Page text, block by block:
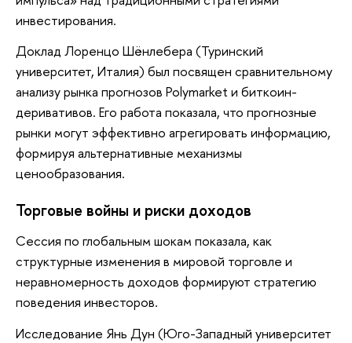
инвестирования.
Доклад Лоренцо Шёнлебера (Туринский
университет, Италия) был посвящен сравнительному
анализу рынка прогнозов Polymarket и биткоин-
деривативов. Его работа показала, что прогнозные
рынки могут эффективно агрегировать информацию,
формируя альтернативные механизмы
ценообразования.
Торговые войны и риски доходов
Сессия по глобальным шокам показала, как
структурные изменения в мировой торговле и
неравномерность доходов формируют стратегию
поведения инвесторов.
Исследование Янь Дун (Юго-Западный университет